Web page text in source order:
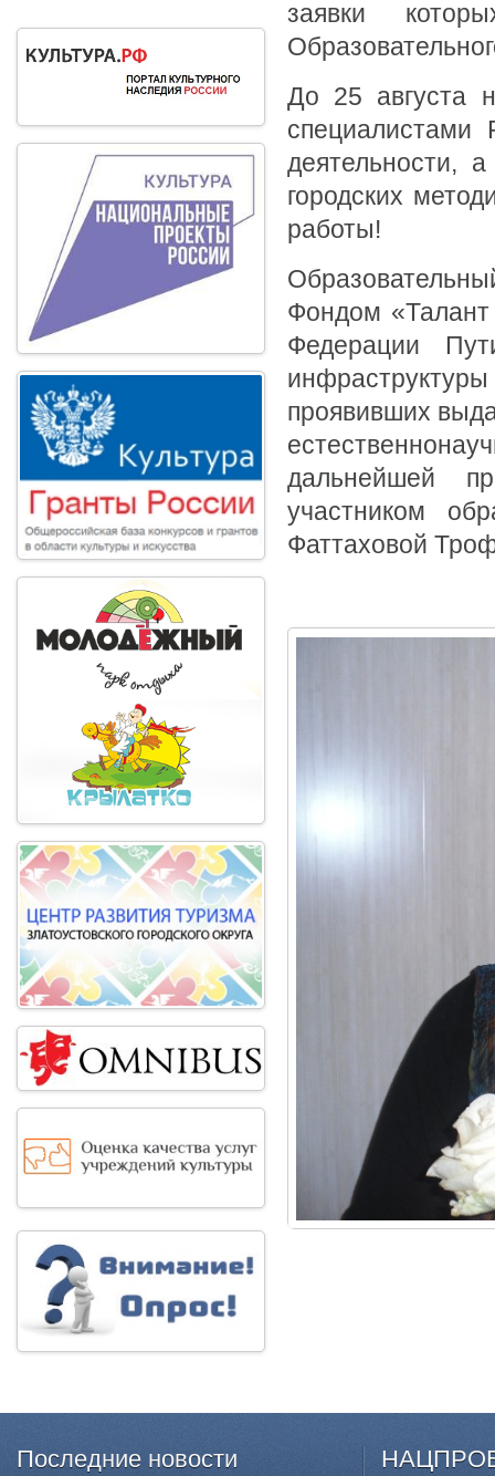
заявки
До 25 августа
специалистами
деятельности,
городских
работы!
Фондом «Талант
Федерации
проявивших
дальнейшей
участником
Фаттаховой
Последние новости